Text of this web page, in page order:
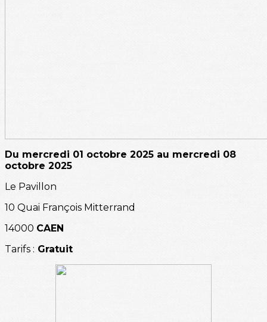
Du mercredi 01 octobre 2025 au mercredi 08
octobre 2025
Le Pavillon
10 Quai François Mitterrand
14000 CAEN
Tarifs : Gratuit